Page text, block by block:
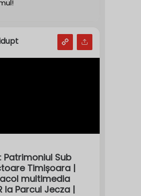
Patrimoniul Sub
Timișoara |
multimedia
la Parcul Jecza |